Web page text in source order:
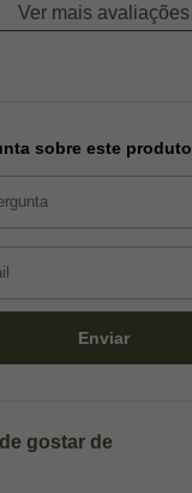
Ver mais avaliações
sobre este produto
Enviar
gostar de